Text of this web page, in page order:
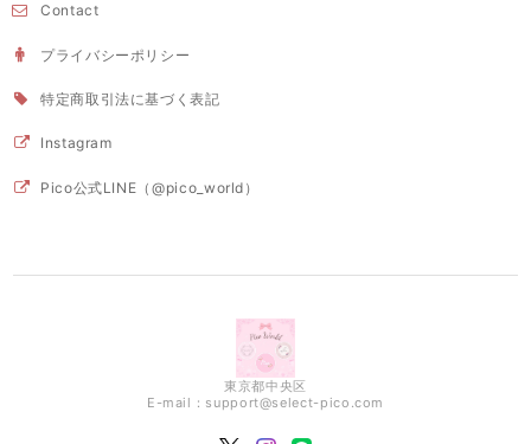
Contact
プライバシーポリシー
特定商取引法に基づく表記
Instagram
Pico公式LINE（@pico_world）
東京都中央区
E-mail： support@select-pico.com